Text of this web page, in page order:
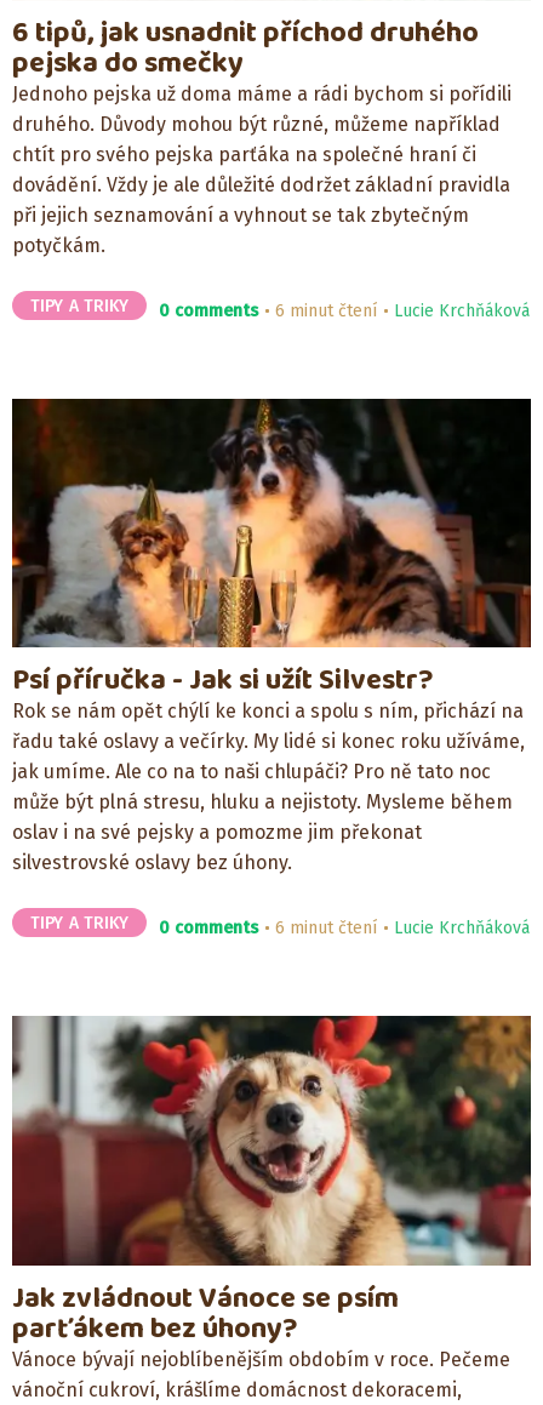
6 tipů, jak usnadnit příchod druhého
pejska do smečky
Jednoho pejska už doma máme a rádi bychom si pořídili
druhého. Důvody mohou být různé, můžeme například
chtít pro svého pejska parťáka na společné hraní či
dovádění. Vždy je ale důležité dodržet základní pravidla
při jejich seznamování a vyhnout se tak zbytečným
potyčkám.
TIPY A TRIKY 0 comments 6 minut čtení Lucie Krchňáková
Psí příručka - Jak si užít Silvestr?
Rok se nám opět chýlí ke konci a spolu s ním, přichází na
řadu také oslavy a večírky. My lidé si konec roku užíváme,
jak umíme. Ale co na to naši chlupáči? Pro ně tato noc
může být plná stresu, hluku a nejistoty. Mysleme během
oslav i na své pejsky a pomozme jim překonat
silvestrovské oslavy bez úhony.
TIPY A TRIKY 0 comments 6 minut čtení Lucie Krchňáková
Jak zvládnout Vánoce se psím
parťákem bez úhony?
Vánoce bývají nejoblíbenějším obdobím v roce. Pečeme
vánoční cukroví, krášlíme domácnost dekoracemi,